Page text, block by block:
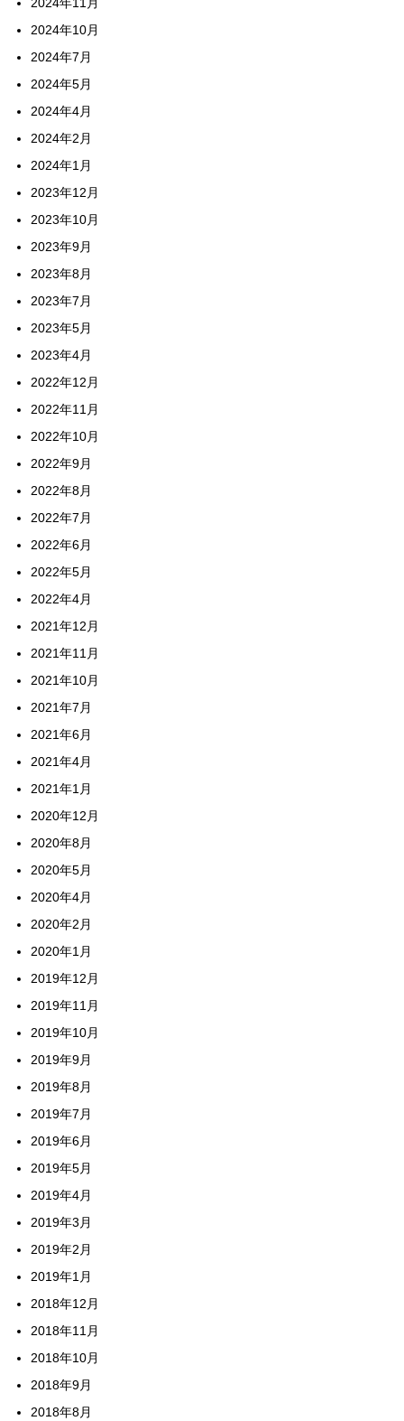
2024年11月
2024年10月
2024年7月
2024年5月
2024年4月
2024年2月
2024年1月
2023年12月
2023年10月
2023年9月
2023年8月
2023年7月
2023年5月
2023年4月
2022年12月
2022年11月
2022年10月
2022年9月
2022年8月
2022年7月
2022年6月
2022年5月
2022年4月
2021年12月
2021年11月
2021年10月
2021年7月
2021年6月
2021年4月
2021年1月
2020年12月
2020年8月
2020年5月
2020年4月
2020年2月
2020年1月
2019年12月
2019年11月
2019年10月
2019年9月
2019年8月
2019年7月
2019年6月
2019年5月
2019年4月
2019年3月
2019年2月
2019年1月
2018年12月
2018年11月
2018年10月
2018年9月
2018年8月